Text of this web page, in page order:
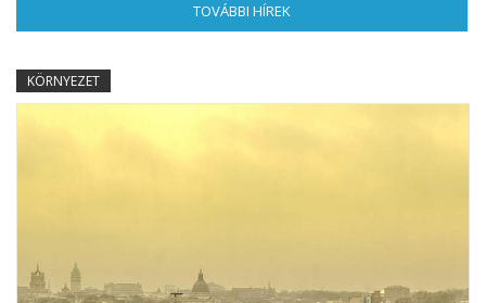
TOVÁBBI HÍREK
KÖRNYEZET